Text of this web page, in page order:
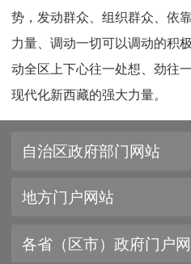
势，发动群众、组织群众、依
力量、调动一切可以调动的积
动全区上下心往一处想、劲往
现代化新西藏的强大力量。
自治区政府部门网站
地方门户网站
各省（区市）政府门户